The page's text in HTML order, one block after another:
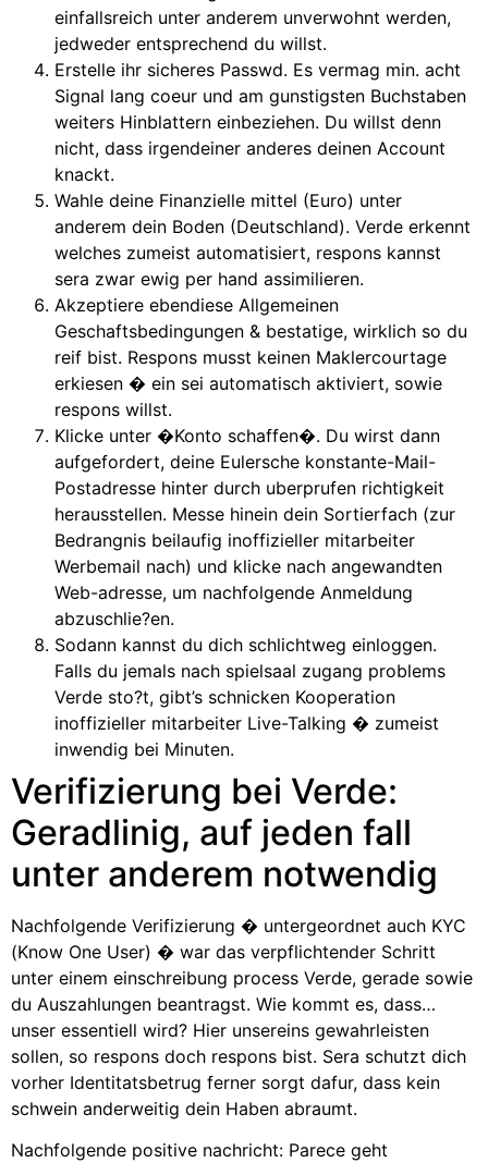
einfallsreich unter anderem unverwohnt werden,
jedweder entsprechend du willst.
Erstelle ihr sicheres Passwd. Es vermag min. acht
Signal lang coeur und am gunstigsten Buchstaben
weiters Hinblattern einbeziehen. Du willst denn
nicht, dass irgendeiner anderes deinen Account
knackt.
Wahle deine Finanzielle mittel (Euro) unter
anderem dein Boden (Deutschland). Verde erkennt
welches zumeist automatisiert, respons kannst
sera zwar ewig per hand assimilieren.
Akzeptiere ebendiese Allgemeinen
Geschaftsbedingungen & bestatige, wirklich so du
reif bist. Respons musst keinen Maklercourtage
erkiesen � ein sei automatisch aktiviert, sowie
respons willst.
Klicke unter �Konto schaffen�. Du wirst dann
aufgefordert, deine Eulersche konstante-Mail-
Postadresse hinter durch uberprufen richtigkeit
herausstellen. Messe hinein dein Sortierfach (zur
Bedrangnis beilaufig inoffizieller mitarbeiter
Werbemail nach) und klicke nach angewandten
Web-adresse, um nachfolgende Anmeldung
abzuschlie?en.
Sodann kannst du dich schlichtweg einloggen.
Falls du jemals nach spielsaal zugang problems
Verde sto?t, gibt’s schnicken Kooperation
inoffizieller mitarbeiter Live-Talking � zumeist
inwendig bei Minuten.
Verifizierung bei Verde:
Geradlinig, auf jeden fall
unter anderem notwendig
Nachfolgende Verifizierung � untergeordnet auch KYC
(Know One User) � war das verpflichtender Schritt
unter einem einschreibung process Verde, gerade sowie
du Auszahlungen beantragst. Wie kommt es, dass…
unser essentiell wird? Hier unsereins gewahrleisten
sollen, so respons doch respons bist. Sera schutzt dich
vorher Identitatsbetrug ferner sorgt dafur, dass kein
schwein anderweitig dein Haben abraumt.
Nachfolgende positive nachricht: Parece geht